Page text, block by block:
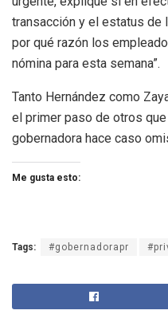
transacción y el estatus de
por qué razón los
nómina para esta semana”.
Tanto Hernández como
el primer paso de otros
gobernadora hace caso
Me gusta esto:
Tags: #gobernadorapr